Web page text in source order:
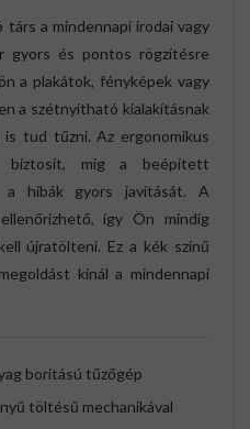
társ a mindennapi irodai vagy
gyors és pontos rögzítésre
a plakátok, fényképek vagy
a szétnyitható kialakításnak
tud tűzni. Az ergonomikus
biztosít, míg a beépített
a hibák gyors javítását. A
így Ön mindig
újratölteni. Ez a kék színű
kínál a mindennapi
borítású tűzőgép
töltésű mechanikával